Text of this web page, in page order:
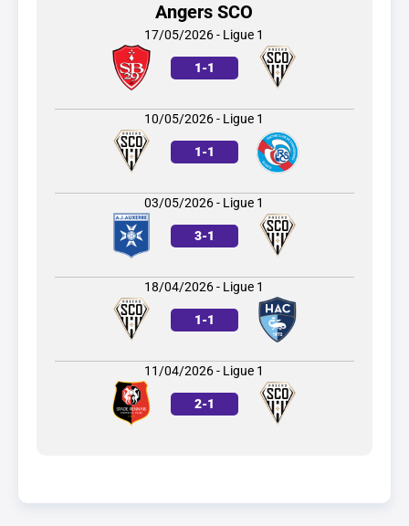
Angers SCO
17/05/2026 - Ligue 1
1-1
10/05/2026 - Ligue 1
1-1
03/05/2026 - Ligue 1
3-1
18/04/2026 - Ligue 1
1-1
11/04/2026 - Ligue 1
2-1